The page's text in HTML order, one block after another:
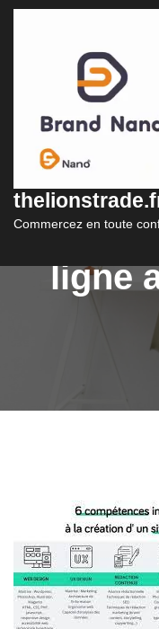
content
Commercez en toute
votre
ligne